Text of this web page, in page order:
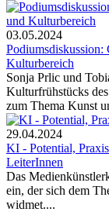
03.05.2024
Kulturbereich
Sonja Prlic und
Kulturfrühstücks
zum Thema Kunst
29.04.2024
KI - Potential,
LeiterInnen
Das
ein, der sich dem
widmet....